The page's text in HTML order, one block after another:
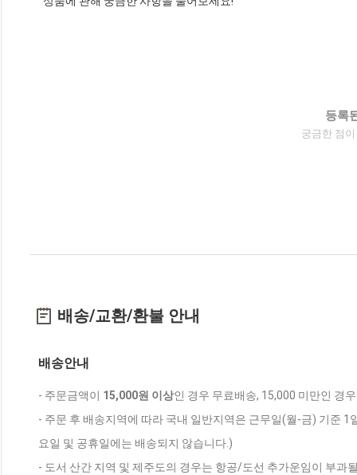
등록
궁금한 점
배송/교환/환불 안내
배송안내
- 주문금액이 15,000원 이상인 경우 무료배송, 15,000 미만인 경
- 주문 후 배송지역에 따라 국내 일반지역은 근무일(월-금) 기준
요일 및 공휴일에는 배송되지 않습니다.)
- 도서 산간 지역 및 제주도의 경우는 항공/도선 추가운임이 부과